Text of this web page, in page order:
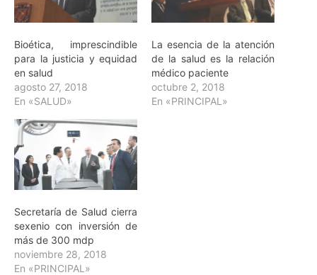
Bioética, imprescindible
para la justicia y equidad
en salud
agosto 27, 2018
En «SALUD»
La esencia de la atención
de la salud es la relación
médico paciente
octubre 2, 2018
En «PRINCIPAL»
Secretaría de Salud cierra
sexenio con inversión de
más de 300 mdp
noviembre 28, 2018
En «PRINCIPAL»